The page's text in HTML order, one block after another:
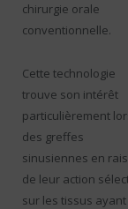
chirurgie orale
conventionnelle.
Cette technologie
trouve son intérêt
particulièrement
des greffes
sinusiennes en
de leur action
sur les tissus ayant